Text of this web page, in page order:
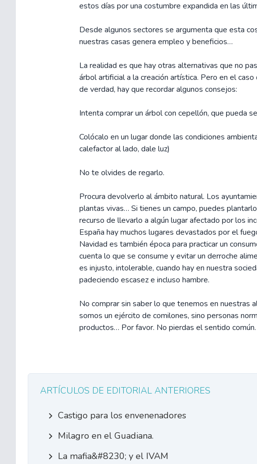
estos días por una costumbre expandida en las
Desde algunos sectores se argumenta que esta
nuestras casas genera empleo y beneficios…
La realidad es que hay otras alternativas que no
árbol artificial a la creación artística. Pero en el
de verdad, hay que recordar algunos consejos:
Intenta comprar un árbol con cepellón, que pueda
Colócalo en un lugar donde las condiciones
calefactor al lado, dale luz)
No te olvides de regarlo.
Procura devolverlo al ámbito natural. Los
plantas vivas… Si tienes un campo, puedes
recurso de llevarlo a algún lugar afectado por los
España hay muchos lugares devastados por el
Navidad es también época para practicar un
cuenta lo que se consume y evitar un derroche
es injusto, intolerable, cuando hay en nuestra
padeciendo escasez e incluso hambre.
No comprar sin saber lo que tenemos en nuestras
somos un ejército de comilones, sino personas
productos… Por favor. No pierdas el sentido
ARTÍCULOS DE EDITORIAL ANTERIORES
Castigo para los envenenadores
Milagro en el Guadiana.
La mafia&#8230; y el IVAM